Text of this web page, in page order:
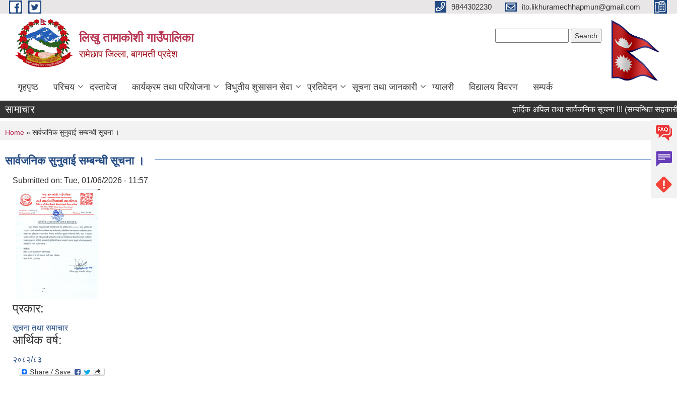
Skip to main content 9844302230 ito.likhuramechhapmun@gmail.com
लिखु तामाकोशी गाउँपालिका
रामेछाप जिल्ला, बागमती प्रदेश
गृहपृष्ठ परिचय दस्तावेज कार्यक्रम तथा परियोजना विधुतीय शुसासन सेवा प्रतिवेदन सूचना तथा जानकारी ग्यालरी विद्यालय विवरण सम्पर्क
सामाचार हार्दिक अपिल तथा सार्वजनिक सूचना !!! (सम्बन्धित सहकारी
You are here
Home » सार्वजनिक सुनुवाई सम्बन्धी सूचना ।
सार्वजनिक सुनुवाई सम्बन्धी सूचना ।
Submitted on: Tue, 01/06/2026 - 11:57
प्रकार:
सूचना तथा समाचार
आर्थिक वर्ष:
२०८२/८३